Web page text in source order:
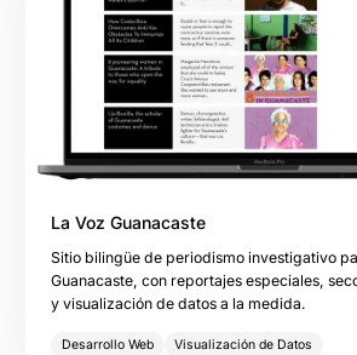
La Voz Guanacaste
Sitio bilingüe de periodismo investigativo
Guanacaste, con reportajes especiales,
y visualización de datos a la medida.
Desarrollo Web Visualización de Datos